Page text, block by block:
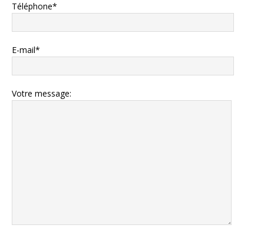
Téléphone*
E-mail*
Votre message: